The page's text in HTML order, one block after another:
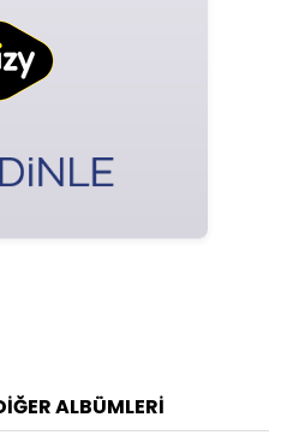
ALBÜMLERI